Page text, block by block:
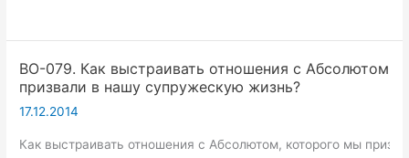
ВО-079. Как выстраивать отношения с Абсолютом,
призвали в нашу супружескую жизнь?
17.12.2014
Как выстраивать отношения с Абсолютом, которого мы